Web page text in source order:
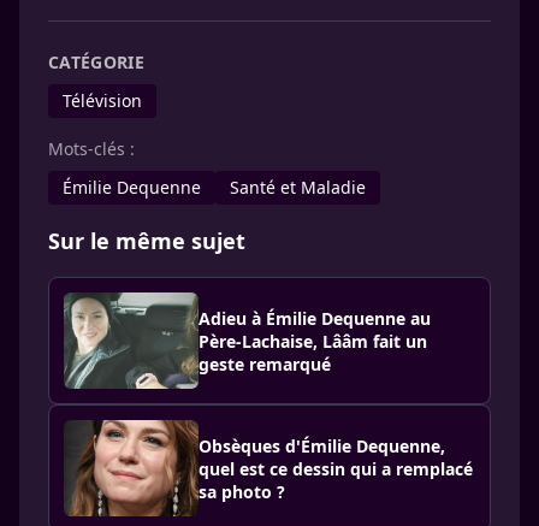
CATÉGORIE
Télévision
Mots-clés :
Émilie Dequenne
Santé et Maladie
Sur le même sujet
Adieu à Émilie Dequenne au
Père-Lachaise, Lââm fait un
geste remarqué
Obsèques d'Émilie Dequenne,
quel est ce dessin qui a remplacé
sa photo ?